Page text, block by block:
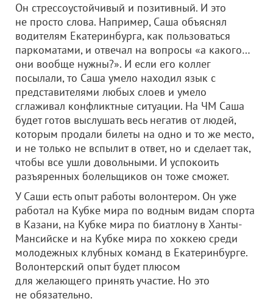
Он стрессоустойчивый и позитивный. И это
не просто слова. Например, Саша объяснял
водителям Екатеринбурга, как пользоваться
паркоматами, и отвечал на вопросы «а какого…
они вообще нужны?». И если его коллег
посылали, то Саша умело находил язык с
представителями любых слоев и умело
сглаживал конфликтные ситуации. На ЧМ Саша
будет готов выслушать весь негатив от людей,
которым продали билеты на одно и то же место,
и не только не вспылит в ответ, но и сделает так,
чтобы все ушли довольными. И успокоить
разъяренных болельщиков он тоже сможет.
У Саши есть опыт работы волонтером. Он уже
работал на Кубке мира по водным видам спорта
в Казани, на Кубке мира по биатлону в Ханты-
Мансийске и на Кубке мира по хоккею среди
молодежных клубных команд в Екатеринбурге.
Волонтерский опыт будет плюсом
для желающего принять участие. Но это
не обязательно.